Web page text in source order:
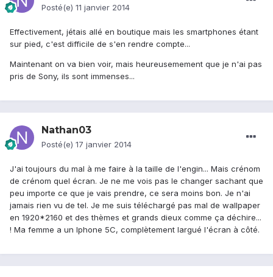
Posté(e) 11 janvier 2014
Effectivement, jétais allé en boutique mais les smartphones étant
sur pied, c'est difficile de s'en rendre compte...
Maintenant on va bien voir, mais heureusemement que je n'ai pas
pris de Sony, ils sont immenses...
Nathan03
Posté(e) 17 janvier 2014
J'ai toujours du mal à me faire à la taille de l'engin... Mais crénom
de crénom quel écran. Je ne me vois pas le changer sachant que
peu importe ce que je vais prendre, ce sera moins bon. Je n'ai
jamais rien vu de tel. Je me suis téléchargé pas mal de wallpaper
en 1920*2160 et des thèmes et grands dieux comme ça déchire...
! Ma femme a un Iphone 5C, complètement largué l'écran à côté.